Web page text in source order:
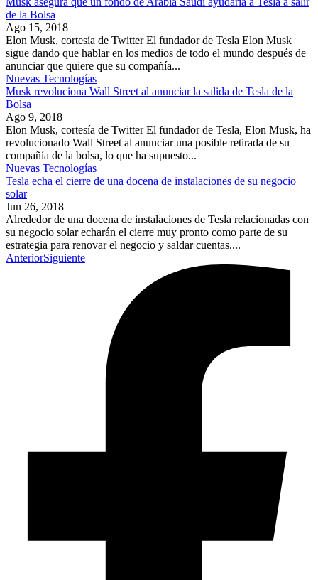
de la Bolsa
Ago 15, 2018
Elon Musk, cortesía de Twitter El fundador de Tesla Elon Musk
sigue dando que hablar en los medios de todo el mundo después de
anunciar que quiere que su compañía...
Nuevas Tecnologías
Musk revoluciona Wall Street al anunciar la salida de Tesla de la
Bolsa
Ago 9, 2018
Elon Musk, cortesía de Twitter El fundador de Tesla, Elon Musk, ha
revolucionado Wall Street al anunciar una posible retirada de su
compañía de la bolsa, lo que ha supuesto...
Nuevas Tecnologías
Tesla echa el cierre de una docena de instalaciones de su negocio
solar
Jun 26, 2018
Alrededor de una docena de instalaciones de Tesla relacionadas con
su negocio solar echarán el cierre muy pronto como parte de su
estrategia para renovar el negocio y saldar cuentas....
AnteriorSiguiente